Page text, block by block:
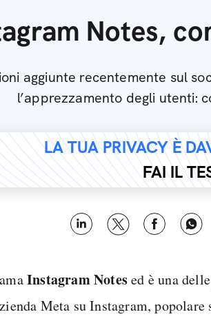
Notes,
aggiunte recentemente sul
l’apprezzamento degli utenti:
LA TUA PRIVACY È
FAI IL
Instagram Notesed è una
Meta su Instagram,